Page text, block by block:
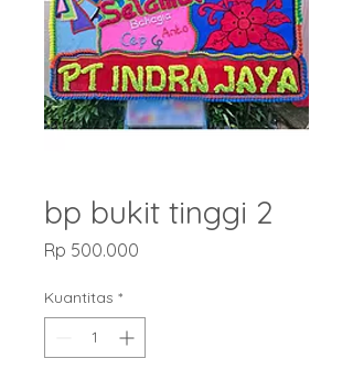
bp bukit tinggi 2
Rp 500.000
Kuantitas *